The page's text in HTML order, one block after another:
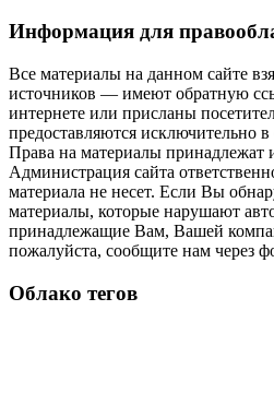
Информация для
Все материалы на данном сайте
источников — имеют обратную
интернете или присланы
предоставляются исключительно
Права на материалы принадлежат
Администрация сайта
материала не несет. Если Вы
материалы, которые нарушают
принадлежащие Вам, Вашей
пожалуйста, сообщите нам через
Облако тегов